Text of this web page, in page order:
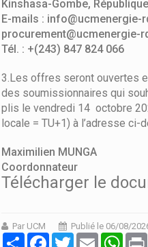
Kinshasa-Gombe,
E-mails : info@ucmenergie-
procurement@ucmenergie-
Tél. : +(243) 847 824 066
3.Les offres seront ouvertes
des soumissionnaires qui
plis le vendredi 14 octobre
locale = TU+1) à l’adresse ci-
Maximilien MUNGA
Coordonnateur
Télécharger le
Par UCM
Publié le 06/08/
PartagerFacebook
Twitter Email